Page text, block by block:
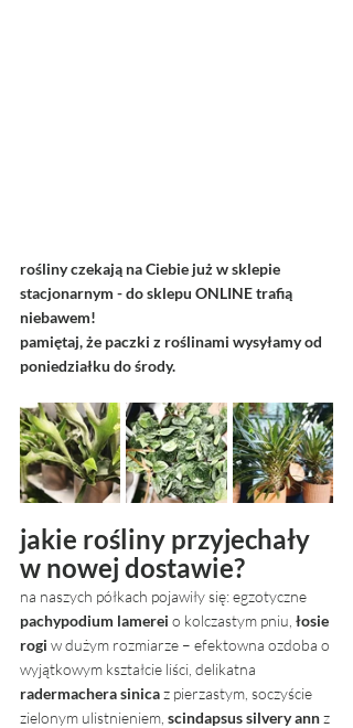
rośliny czekają na Ciebie już w sklepie
stacjonarnym - do sklepu ONLINE trafią
niebawem!
pamiętaj, że paczki z roślinami wysyłamy od
poniedziałku do środy.
jakie rośliny przyjechały
w nowej dostawie?
na naszych półkach pojawiły się: egzotyczne
pachypodium lamerei o kolczastym pniu, łosie
rogi w dużym rozmiarze – efektowna ozdoba o
wyjątkowym kształcie liści, delikatna
radermachera sinica z pierzastym, soczyście
zielonym ulistnieniem, scindapsus silvery ann z